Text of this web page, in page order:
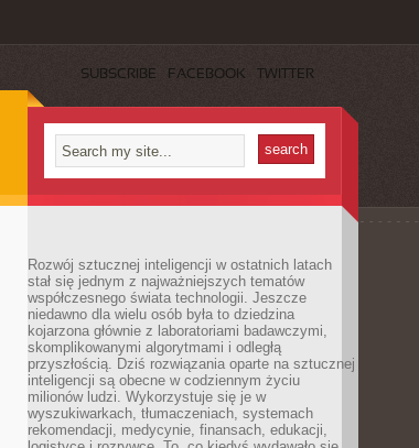
SUBSCRIBE FACEBOOK TWITTER
Rozwój sztucznej inteligencji w ostatnich latach
stał się jednym z najważniejszych tematów
współczesnego świata technologii. Jeszcze
niedawno dla wielu osób była to dziedzina
kojarzona głównie z laboratoriami badawczymi,
skomplikowanymi algorytmami i odległą
przyszłością. Dziś rozwiązania oparte na sztucznej
inteligencji są obecne w codziennym życiu
milionów ludzi. Wykorzystuje się je w
wyszukiwarkach, tłumaczeniach, systemach
rekomendacji, medycynie, finansach, edukacji,